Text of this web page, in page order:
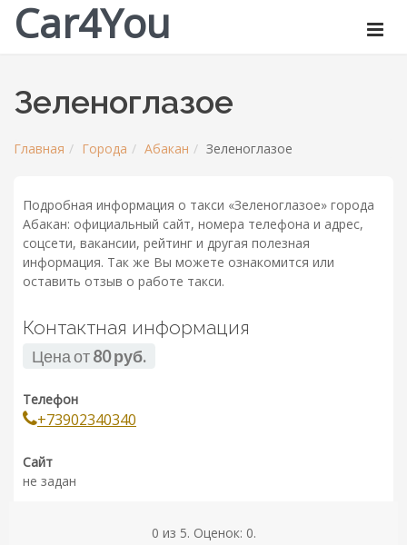
Car4You
Зеленоглазое
Главная Города Абакан Зеленоглазое
Подробная информация о такси «Зеленоглазое» города
Абакан: официальный сайт, номера телефона и адрес,
соцсети, вакансии, рейтинг и другая полезная
информация. Так же Вы можете ознакомится или
оставить отзыв о работе такси.
Контактная информация
Цена от80 руб.
Телефон
+73902340340
Сайт
не задан
0 из 5. Оценок: 0.